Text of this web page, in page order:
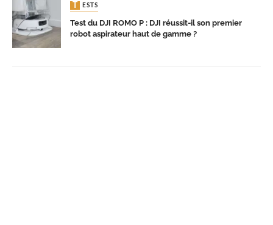
TESTS
Test du DJI ROMO P : DJI réussit-il son premier
robot aspirateur haut de gamme ?